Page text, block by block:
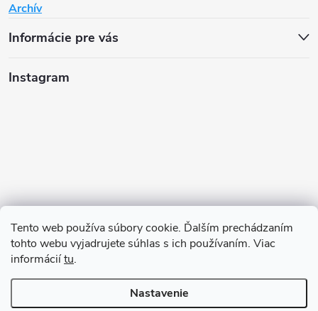
Tento web používa súbory cookie. Ďalším prechádzaním
tohto webu vyjadrujete súhlas s ich používaním. Viac
informáciítu.
Nastavenie
Archív
Informácie pre vás
Instagram
Sledovať na Instagrame